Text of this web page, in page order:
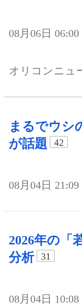
08月06日 06:00
オリコンニュ
まるでウシ
が話題
42
08月04日 21:09
2026年の「
分析
31
08月04日 10:08